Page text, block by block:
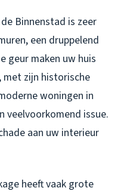
Binnenstad is zeer
een druppelend
geur maken uw huis
zijn historische
woningen in
veelvoorkomend issue.
aan uw interieur
heeft vaak grote